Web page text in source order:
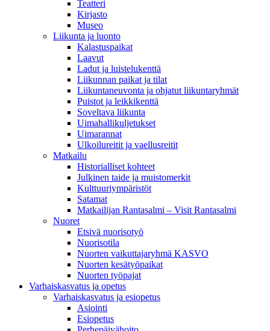
Teatteri
Kirjasto
Museo
Liikunta ja luonto
Kalastuspaikat
Laavut
Ladut ja luistelukenttä
Liikunnan paikat ja tilat
Liikuntaneuvonta ja ohjatut liikuntaryhmät
Puistot ja leikkikenttä
Soveltava liikunta
Uimahallikuljetukset
Uimarannat
Ulkoilureitit ja vaellusreitit
Matkailu
Historialliset kohteet
Julkinen taide ja muistomerkit
Kulttuuriympäristöt
Satamat
Matkailijan Rantasalmi – Visit Rantasalmi
Nuoret
Etsivä nuorisotyö
Nuorisotila
Nuorten vaikuttajaryhmä KASVO
Nuorten kesätyöpaikat
Nuorten työpajat
Varhaiskasvatus ja opetus
Varhaiskasvatus ja esiopetus
Asiointi
Esiopetus